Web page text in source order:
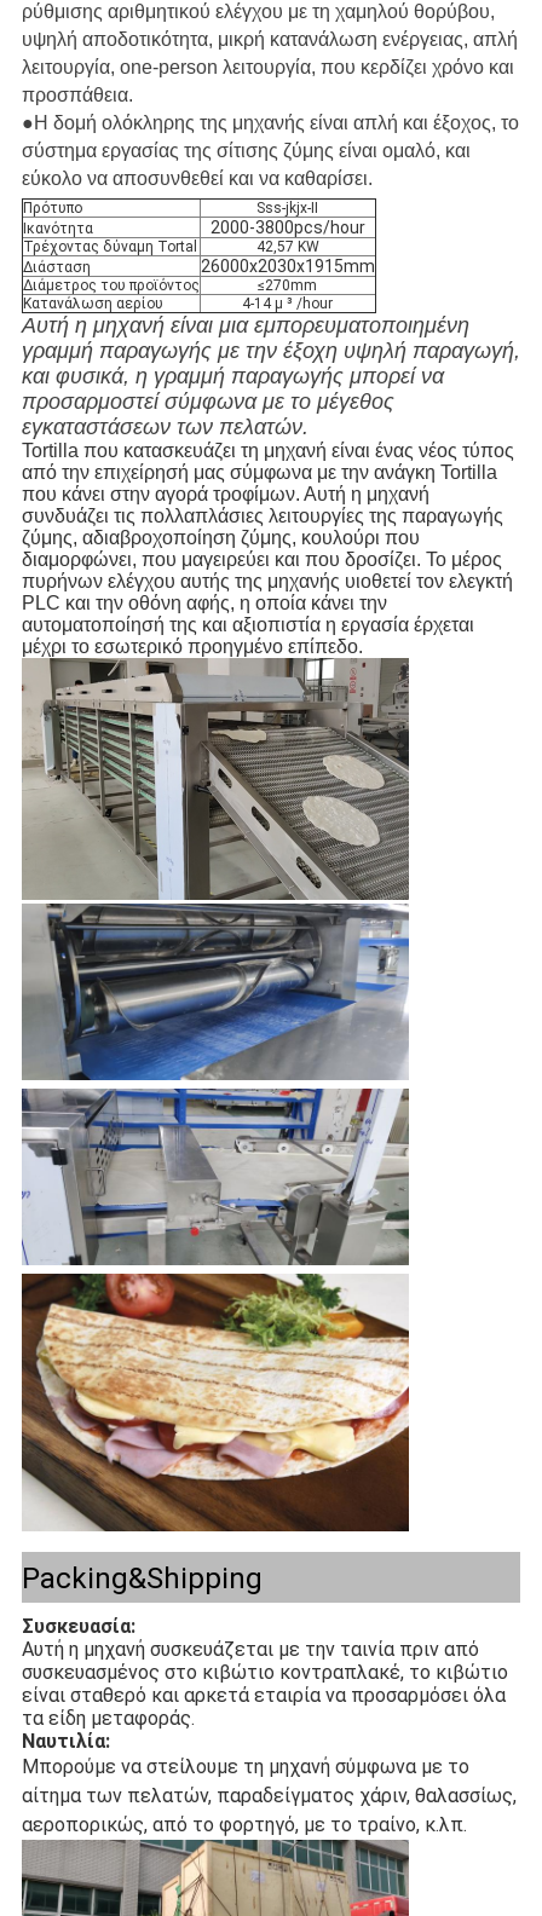
ρύθμισης αριθμητικού ελέγχου με τη χαμηλού θορύβου,
υψηλή αποδοτικότητα, μικρή κατανάλωση ενέργειας, απλή
λειτουργία, one-person λειτουργία, που κερδίζει χρόνο και
προσπάθεια.
●Η δομή ολόκληρης της μηχανής είναι απλή και έξοχος, το
σύστημα εργασίας της σίτισης ζύμης είναι ομαλό, και
εύκολο να αποσυνθεθεί και να καθαρίσει.
Πρότυπο
Sss-jkjx-ΙΙ
Ικανότητα
2000-3800pcs/hour
Τρέχοντας δύναμη Tortal
42,57 KW
Διάσταση
26000x2030x1915mm
Διάμετρος του προϊόντος
≤270mm
Κατανάλωση αερίου
4-14 μ ³ /hour
Αυτή η μηχανή είναι μια εμπορευματοποιημένη
γραμμή παραγωγής με την έξοχη υψηλή παραγωγή,
και φυσικά, η γραμμή παραγωγής μπορεί να
προσαρμοστεί σύμφωνα με το μέγεθος
εγκαταστάσεων των πελατών.
Tortilla που κατασκευάζει τη μηχανή είναι ένας νέος τύπος
από την επιχείρησή μας σύμφωνα με την ανάγκη Tortilla
που κάνει στην αγορά τροφίμων. Αυτή η μηχανή
συνδυάζει τις πολλαπλάσιες λειτουργίες της παραγωγής
ζύμης, αδιαβροχοποίηση ζύμης, κουλούρι που
διαμορφώνει, που μαγειρεύει και που δροσίζει. Το μέρος
πυρήνων ελέγχου αυτής της μηχανής υιοθετεί τον ελεγκτή
PLC και την οθόνη αφής, η οποία κάνει την
αυτοματοποίησή της και αξιοπιστία η εργασία έρχεται
μέχρι το εσωτερικό προηγμένο επίπεδο.
Packing&Shipping
Συσκευασία:
Αυτή η μηχανή συσκευάζεται με την ταινία πριν από
συσκευασμένος στο κιβώτιο κοντραπλακέ, το κιβώτιο
είναι σταθερό και αρκετά εταιρία να προσαρμόσει όλα
τα είδη μεταφοράς.
Ναυτιλία:
Μπορούμε να στείλουμε τη μηχανή σύμφωνα με το
αίτημα των πελατών, παραδείγματος χάριν, θαλασσίως,
αεροπορικώς, από το φορτηγό, με το τραίνο, κ.λπ.